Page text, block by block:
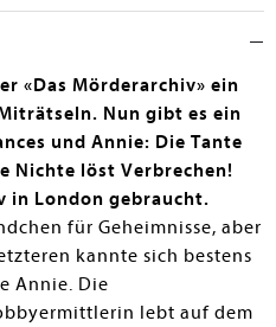
«Das Mörderarchiv» ein
Nun gibt es ein
und Annie: Die Tante
Nichte löst Verbrechen!
in London gebraucht.
für Geheimnisse, aber
kannte sich bestens
Annie. Die
lebt auf dem